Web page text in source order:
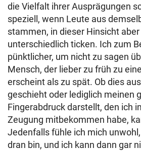
die Vielfalt ihrer Ausprägungen
speziell, wenn Leute aus
stammen, in dieser Hinsicht
unterschiedlich ticken. Ich zum
pünktlicher, um nicht zu sagen
Mensch, der lieber zu früh zu
erscheint als zu spät. Ob dies
geschieht oder lediglich meinen
Fingerabdruck darstellt, den ich
Zeugung mitbekommen habe,
Jedenfalls fühle ich mich
dran bin, und ich kann dann gar